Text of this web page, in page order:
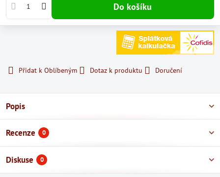
Do košíku
Přidat k Oblíbeným Dotaz k produktu Doručení
Popis
Recenze 0
Diskuse 0